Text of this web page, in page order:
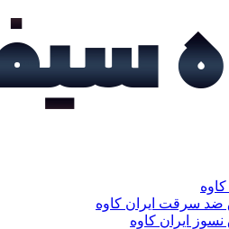
ضد سرقت ایران کاوه
ایران کاوه